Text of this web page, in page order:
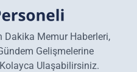
Dakika Memur Haberleri,
Gelişmelerine
Ulaşabilirsiniz.